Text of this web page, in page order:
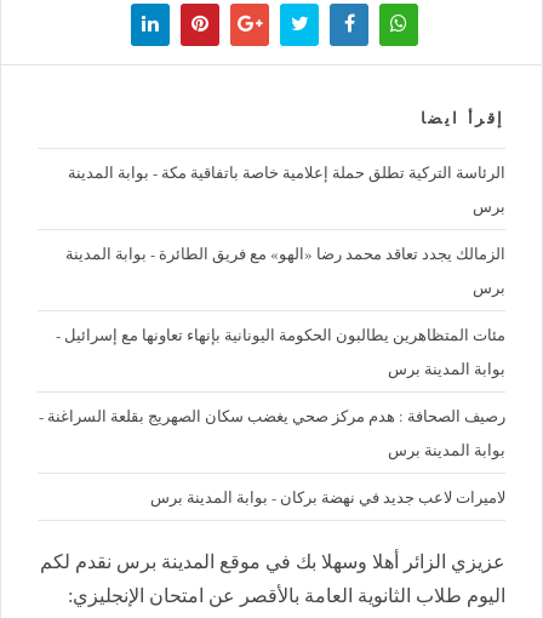
إقرأ ايضا
الرئاسة التركية تطلق حملة إعلامية خاصة باتفاقية مكة - بوابة المدينة
برس
الزمالك يجدد تعاقد محمد رضا «الهو» مع فريق الطائرة - بوابة المدينة
برس
مئات المتظاهرين يطالبون الحكومة اليونانية بإنهاء تعاونها مع إسرائيل -
بوابة المدينة برس
رصيف الصحافة : هدم مركز صحي يغضب سكان الصهريج بقلعة السراغنة -
بوابة المدينة برس
لاميرات لاعب جديد في نهضة بركان - بوابة المدينة برس
عزيزي الزائر أهلا وسهلا بك في موقع المدينة برس نقدم لكم
اليوم طلاب الثانوية العامة بالأقصر عن امتحان الإنجليزي: